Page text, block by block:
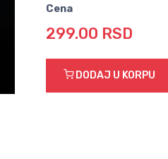
Cena
299.00 RSD
DODAJ U KORPU